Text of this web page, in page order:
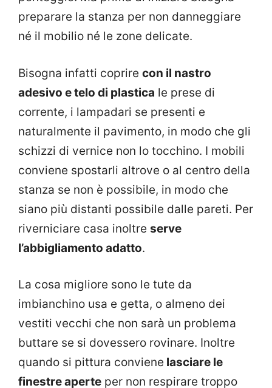
preparare la stanza per non danneggiare
né il mobilio né le zone delicate.
Bisogna infatti coprire con il nastro
adesivo e telo di plastica le prese di
corrente, i lampadari se presenti e
naturalmente il pavimento, in modo che gli
schizzi di vernice non lo tocchino. I mobili
conviene spostarli altrove o al centro della
stanza se non è possibile, in modo che
siano più distanti possibile dalle pareti. Per
riverniciare casa inoltre serve
l’abbigliamento adatto.
La cosa migliore sono le tute da
imbianchino usa e getta, o almeno dei
vestiti vecchi che non sarà un problema
buttare se si dovessero rovinare. Inoltre
quando si pittura conviene lasciare le
finestre aperte per non respirare troppo